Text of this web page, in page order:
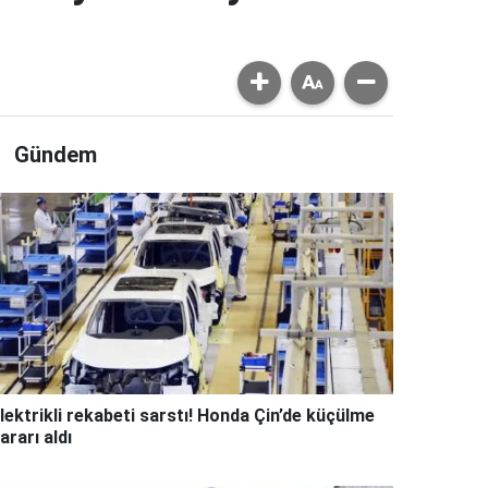
Gündem
rekabeti sarstı! Honda Çin’de küçülme
aldı